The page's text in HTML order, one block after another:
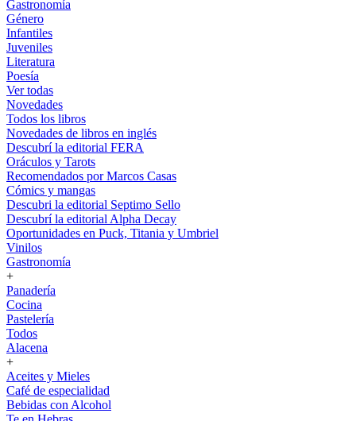
Gastronomía
Género
Infantiles
Juveniles
Literatura
Poesía
Ver todas
Novedades
Todos los libros
Novedades de libros en inglés
Descubrí la editorial FERA
Oráculos y Tarots
Recomendados por Marcos Casas
Cómics y mangas
Descubri la editorial Septimo Sello
Descubrí la editorial Alpha Decay
Oportunidades en Puck, Titania y Umbriel
Vinilos
Gastronomía
+
Panadería
Cocina
Pastelería
Todos
Alacena
+
Aceites y Mieles
Café de especialidad
Bebidas con Alcohol